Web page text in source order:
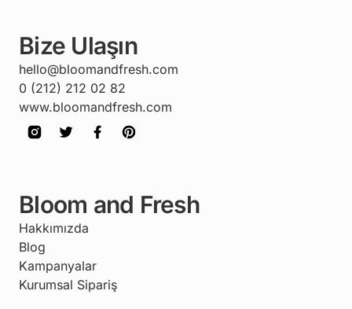
Bize Ulaşın
hello@bloomandfresh.com
0 (212) 212 02 82
www.bloomandfresh.com
Bloom and Fresh
Hakkımızda
Blog
Kampanyalar
Kurumsal Sipariş